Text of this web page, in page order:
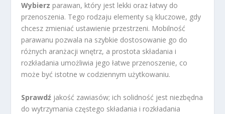
Wybierz parawan, który jest lekki oraz łatwy do
przenoszenia. Tego rodzaju elementy są kluczowe, gdy
chcesz zmieniać ustawienie przestrzeni. Mobilność
parawanu pozwala na szybkie dostosowanie go do
różnych aranżacji wnętrz, a prostota składania i
rozkładania umożliwia jego łatwe przenoszenie, co
może być istotne w codziennym użytkowaniu.
Sprawdź jakość zawiasów; ich solidność jest niezbędna
do wytrzymania częstego składania i rozkładania